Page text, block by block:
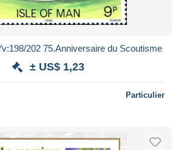
202 75.Anniversaire du Scoutisme
± US$ 1,23
Particulier